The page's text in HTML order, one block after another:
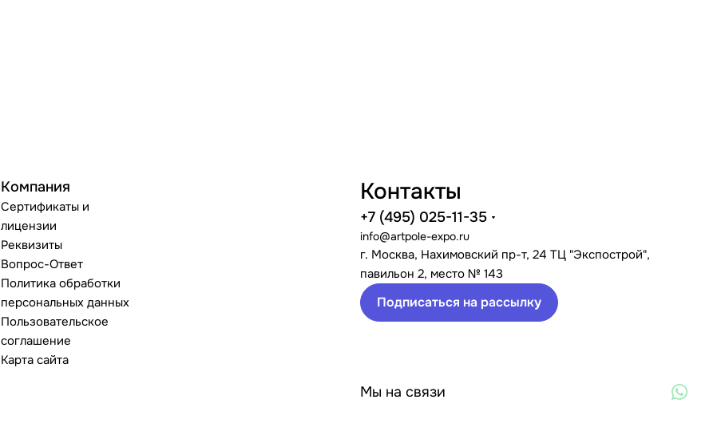
Компания
Сертификаты и
лицензии
Реквизиты
Вопрос-Ответ
Политика обработки
персональных данных
Пользовательское
соглашение
Карта сайта
Контакты
+7 (495) 025-11-35
info@artpole-expo.ru
г. Москва, Нахимовский пр-т, 24 ТЦ "Экспострой",
павильон 2, место № 143
Подписаться на рассылку
Мы на связи